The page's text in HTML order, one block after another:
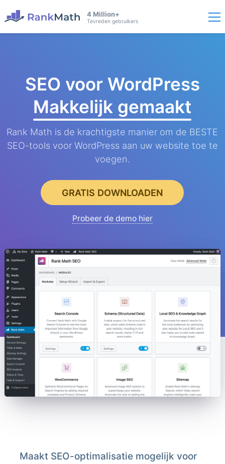
4 Million+
Tevreden gebruikers
SEO voor WordPress
Makkelijk gemaakt
Rank Math is de krachtigste manier om de BESTE
SEO-tools voor WordPress aan uw website toe te
voegen.
GRATIS DOWNLOADEN
Probeer de demo hier
Maakt SEO-optimalisatie mogelijk voor